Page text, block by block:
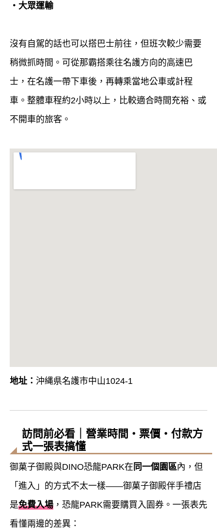
・大眾運輸
沒有自駕的話也可以搭巴士前往，但班次較少需要
稍微抓時間。可從那霸搭乘往名護方向的高速巴
士，在名護一帶下車後，再轉乘當地公車或計程
車。整體車程約2小時以上，比較適合時間充裕、或
不開車的旅客。
地址： 沖縄県名護市中山1024-1
訪問前必看｜營業時間・票價・付款方
式一張表搞懂
御菓子御殿與DINO恐龍PARK在 同一個園區內，但
「進入」的方式不太一樣——御菓子御殿伴手禮店
是免費入場 ，恐龍PARK需要購買入園券。一張表先
看懂兩邊的差異：